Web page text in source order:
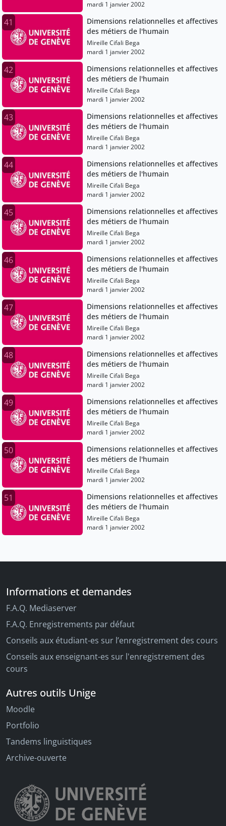
mardi 1 janvier 2002
41
Dimensions relationnelles et affectives
des métiers de l'humain
Mireille Cifali Bega
mardi 1 janvier 2002
42
Dimensions relationnelles et affectives
des métiers de l'humain
Mireille Cifali Bega
mardi 1 janvier 2002
43
Dimensions relationnelles et affectives
des métiers de l'humain
Mireille Cifali Bega
mardi 1 janvier 2002
44
Dimensions relationnelles et affectives
des métiers de l'humain
Mireille Cifali Bega
mardi 1 janvier 2002
45
Dimensions relationnelles et affectives
des métiers de l'humain
Mireille Cifali Bega
mardi 1 janvier 2002
46
Dimensions relationnelles et affectives
des métiers de l'humain
Mireille Cifali Bega
mardi 1 janvier 2002
47
Dimensions relationnelles et affectives
des métiers de l'humain
Mireille Cifali Bega
mardi 1 janvier 2002
48
Dimensions relationnelles et affectives
des métiers de l'humain
Mireille Cifali Bega
mardi 1 janvier 2002
49
Dimensions relationnelles et affectives
des métiers de l'humain
Mireille Cifali Bega
mardi 1 janvier 2002
50
Dimensions relationnelles et affectives
des métiers de l'humain
Mireille Cifali Bega
mardi 1 janvier 2002
51
Dimensions relationnelles et affectives
des métiers de l'humain
Mireille Cifali Bega
mardi 1 janvier 2002
Informations et demandes
F.A.Q. Mediaserver
F.A.Q. Enregistrements par défaut
Conseils aux étudiant-es sur l’enregistrement des cours
Conseils aux enseignant-es sur l'enregistrement des
cours
Autres outils Unige
Moodle
Portfolio
Tandems linguistiques
Archive-ouverte